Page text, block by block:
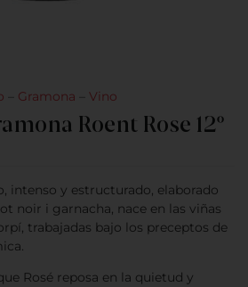
Gramona Vino
Roent Rose 12º
intenso y estructurado, elaborado
noir i garnacha, nace en las viñas
trabajadas bajo los preceptos de
Rosé reposa en la quietud y